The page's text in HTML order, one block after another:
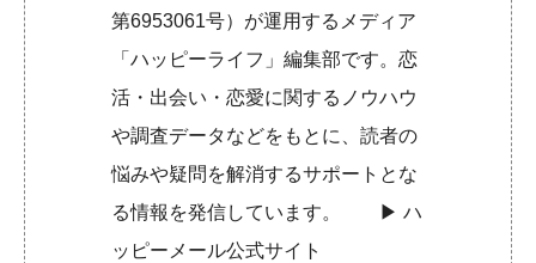
第6953061号）が運用するメディア
「ハッピーライフ」編集部です。恋
活・出会い・恋愛に関するノウハウ
や調査データなどをもとに、読者の
悩みや疑問を解消するサポートとな
る情報を発信しています。 ▶︎ハ
ッピーメール公式サイト